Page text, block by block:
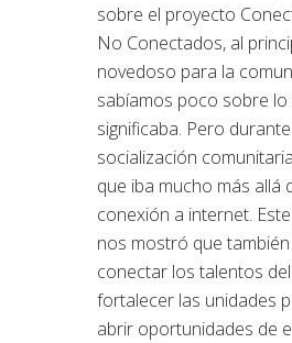
sobre el proyecto
No Conectados, al
novedoso para la
sabíamos poco sobre lo
significaba. Pero
socialización
que iba mucho más allá
conexión a internet.
nos mostró que
conectar los talentos
fortalecer las unidades
abrir oportunidades de